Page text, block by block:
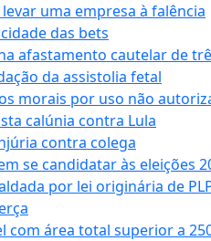
uma empresa à falência
das bets
afastamento cautelar de
da assistolia fetal
morais por uso não
calúnia contra Lula
contra colega
se candidatar às eleições
por lei originária de
área total superior a